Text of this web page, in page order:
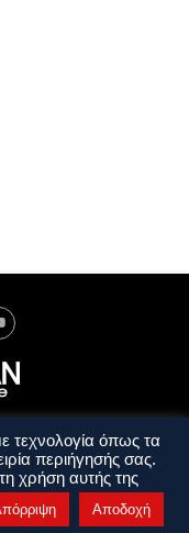
Όροι Χρήσης
τεχνολογία όπως τα
περιήγησής σας.
χρήση αυτής της
Αποδοχή